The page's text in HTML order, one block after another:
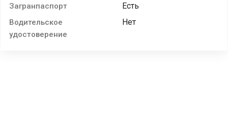
Загранпаспорт Есть
Водительское
удостоверение
Нет